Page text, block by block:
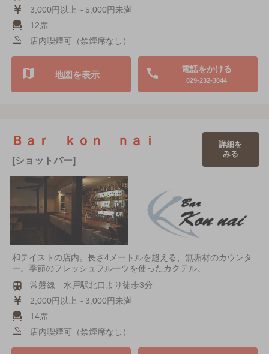
3,000円以上～5,000円未満
12席
店内喫煙可（禁煙席なし）
電話をかける
029-232-3044
地図を表示
Ｂａｒ ｋｏｎ ｎａｉ
[ショットバー]
詳細を
みる
和テイストの店内。長さ4メートルを超える、無垢材のカウンタ
ー。季節のフレッシュフルーツを使ったカクテル。
常磐線 水戸駅北口より徒歩3分
2,000円以上～3,000円未満
14席
店内喫煙可（禁煙席なし）